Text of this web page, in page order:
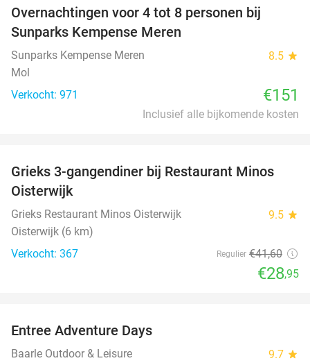
Overnachtingen voor 4 tot 8 personen bij
Sunparks Kempense Meren
Sunparks Kempense Meren 8.5 star
Mol
Verkocht: 971
€151
Inclusief alle bijkomende kosten
30%
Grieks 3-gangendiner bij Restaurant Minos
Oisterwijk
Grieks Restaurant Minos Oisterwijk 9.5 star
Oisterwijk (6 km)
Verkocht: 367
Regulier €41,60
€28,95
Entree Adventure Days
Baarle Outdoor & Leisure 9.7 star